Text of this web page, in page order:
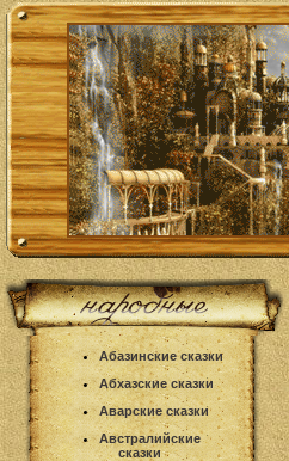
Абазинские сказки
Абхазские сказки
Аварские сказки
Австралийские
сказки